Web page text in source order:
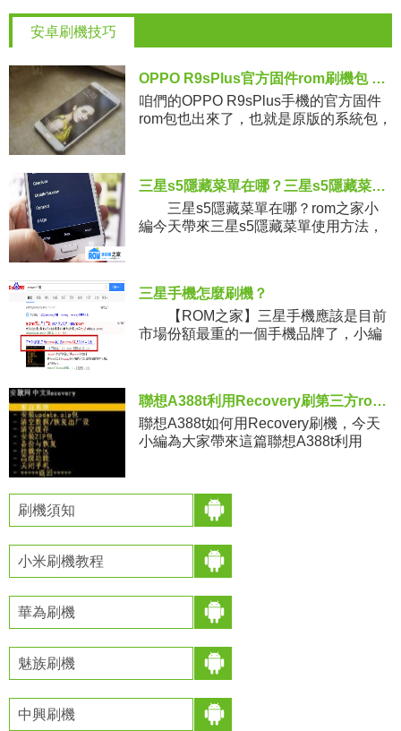
安卓刷機技巧
OPPO R9sPlus官方固件rom刷機包 OPPO R9sPlus系統包_升級包
咱們的OPPO R9sPlus手機的官方固件
rom包也出來了，也就是原版的系統包，
三星s5隱藏菜單在哪？三星s5隱藏菜單使用方法
三星s5隱藏菜單在哪？rom之家小
編今天帶來三星s5隱藏菜單使用方法，
三星手機怎麼刷機？
【ROM之家】三星手機應該是目前
市場份額最重的一個手機品牌了，小編
聯想A388t利用Recovery刷第三方rom教程
聯想A388t如何用Recovery刷機，今天
小編為大家帶來這篇聯想A388t利用
刷機須知
小米刷機教程
華為刷機
魅族刷機
中興刷機